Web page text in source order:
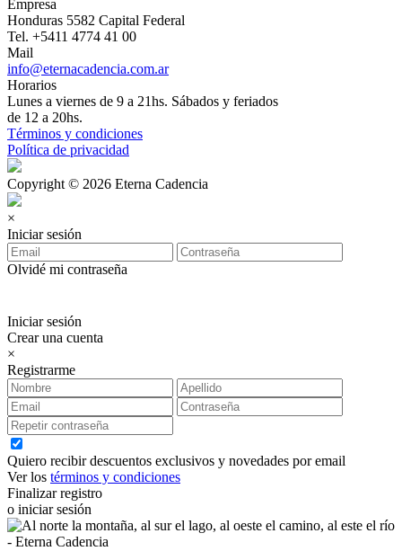
Empresa
Honduras 5582 Capital Federal
Tel. +5411 4774 41 00
Mail
info@eternacadencia.com.ar
Horarios
Lunes a viernes de 9 a 21hs. Sábados y feriados
de 12 a 20hs.
Términos y condiciones
Política de privacidad
Copyright © 2026 Eterna Cadencia
×
Iniciar sesión
Olvidé mi contraseña
Iniciar sesión
Crear una cuenta
×
Registrarme
Quiero recibir descuentos exclusivos y novedades por email
Ver los términos y condiciones
Finalizar registro
o iniciar sesión